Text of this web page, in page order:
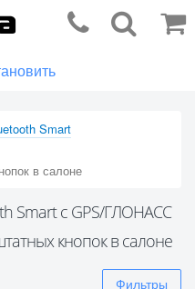
Smart
в салоне
Smart с GPS/ГЛОНАСС
кнопок в салоне
Фильтры